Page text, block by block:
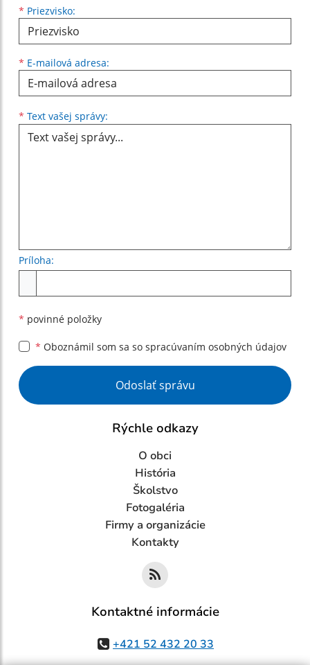
* Priezvisko:
* E-mailová adresa:
* Text vašej správy:
Príloha:
* povinné položky
* Oboznámil som sa so spracúvaním osobných údajov
Google reCaptcha Response
Odoslať správu
Rýchle odkazy
O obci
História
Školstvo
Fotogaléria
Firmy a organizácie
Kontakty
Kontaktné informácie
+421 52 432 20 33